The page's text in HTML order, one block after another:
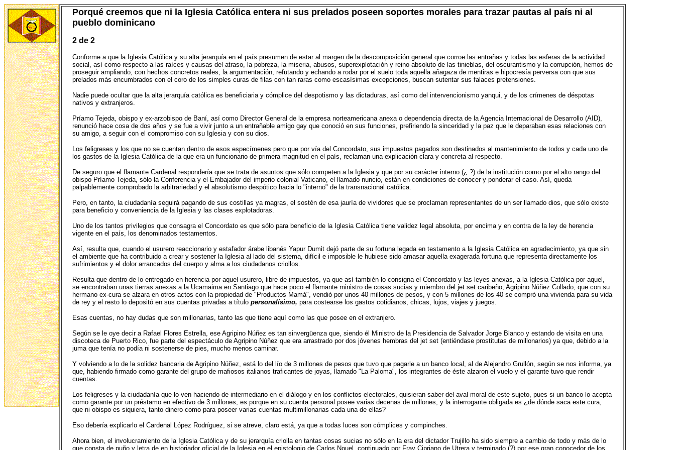
Porqué creemos que ni la Iglesia Católica entera ni sus prelados poseen soportes morales para trazar pautas al país ni al
pueblo dominicano
2 de 2
Conforme a que la Iglesia Católica y su alta jerarquía en el país presumen de estar al margen de la descomposición general que corroe las entrañas y todas las esferas de la actividad
social, así como respecto a las raíces y causas del atraso, la pobreza, la miseria, abusos, superexplotación y reino absoluto de las tinieblas, del oscurantismo y la corrupción, hemos de
proseguir ampliando, con hechos concretos reales, la argumentación, refutando y echando a rodar por el suelo toda aquella añagaza de mentiras e hipocresía perversa con que sus
prelados más encumbrados con el coro de los simples curas de filas con tan raras como escasísimas excepciones, buscan sutentar sus falaces pretensiones.
Nadie puede ocultar que la alta jerarquía católica es beneficiaria y cómplice del despotismo y las dictaduras, así como del intervencionismo yanqui, y de los crímenes de déspotas
nativos y extranjeros.
Príamo Tejeda, obispo y ex-arzobispo de Baní, así como Director General de la empresa norteamericana anexa o dependencia directa de la Agencia Internacional de Desarrollo (AID),
renunció hace cosa de dos años y se fue a vivir junto a un entrañable amigo gay que conoció en sus funciones, prefiriendo la sinceridad y la paz que le deparaban esas relaciones con
su amigo, a seguir con el compromiso con su Iglesia y con su dios.
Los feligreses y los que no se cuentan dentro de esos especímenes pero que por vía del Concordato, sus impuestos pagados son destinados al mantenimiento de todos y cada uno de
los gastos de la Iglesia Católica de la que era un funcionario de primera magnitud en el país, reclaman una explicación clara y concreta al respecto.
De seguro que el flamante Cardenal respondería que se trata de asuntos que sólo competen a la Iglesia y que por su carácter interno (¿ ?) de la institución como por el alto rango del
obispo Príamo Tejeda, sólo la Conferencia y el Embajador del imperio colonial Vaticano, el llamado nuncio, están en condiciones de conocer y ponderar el caso. Así, queda
palpablemente comprobado la arbitrariedad y el absolutismo despótico hacia lo "interno" de la transnacional católica.
Pero, en tanto, la ciudadanía seguirá pagando de sus costillas ya magras, el sostén de esa jauría de vividores que se proclaman representantes de un ser llamado dios, que sólo existe
para beneficio y conveniencia de la Iglesia y las clases explotadoras.
Uno de los tantos privilegios que consagra el Concordato es que sólo para beneficio de la Iglesia Católica tiene validez legal absoluta, por encima y en contra de la ley de herencia
vigente en el país, los denominados testamentos.
Así, resulta que, cuando el usurero reaccionario y estafador árabe libanés Yapur Dumit dejó parte de su fortuna legada en testamento a la Iglesia Católica en agradecimiento, ya que sin
el ambiente que ha contribuido a crear y sostener la Iglesia al lado del sistema, difícil e imposible le hubiese sido amasar aquella exagerada fortuna que representa directamente los
sufrimientos y el dolor arrancados del cuerpo y alma a los ciudadanos criollos.
Resulta que dentro de lo entregado en herencia por aquel usurero, libre de impuestos, ya que así también lo consigna el Concordato y las leyes anexas, a la Iglesia Católica por aquel,
se encontraban unas tierras anexas a la Ucamaima en Santiago que hace poco el flamante ministro de cosas sucias y miembro del jet set caribeño, Agripino Núñez Collado, que con su
hermano ex-cura se alzara en otros actos con la propiedad de "Productos Mamá", vendió por unos 40 millones de pesos, y con 5 millones de los 40 se compró una vivienda para su vida
de rey y el resto lo depositó en sus cuentas privadas a título personalísimo, para costearse los gastos cotidianos, chicas, lujos, viajes y juegos.
Esas cuentas, no hay dudas que son millonarias, tanto las que tiene aquí como las que posee en el extranjero.
Según se le oye decir a Rafael Flores Estrella, ese Agripino Núñez es tan sinvergüenza que, siendo él Ministro de la Presidencia de Salvador Jorge Blanco y estando de visita en una
discoteca de Puerto Rico, fue parte del espectáculo de Agripino Núñez que era arrastrado por dos jóvenes hembras del jet set (entiéndase prostitutas de millonarios) ya que, debido a la
juma que tenía no podía ni sostenerse de pies, mucho menos caminar.
Y volviendo a lo de la solidez bancaria de Agripino Núñez, está lo del lío de 3 millones de pesos que tuvo que pagarle a un banco local, al de Alejandro Grullón, según se nos informa, ya
que, habiendo firmado como garante del grupo de mafiosos italianos traficantes de joyas, llamado "La Paloma", los integrantes de éste alzaron el vuelo y el garante tuvo que rendir
cuentas.
Los feligreses y la ciudadanía que lo ven haciendo de intermediario en el diálogo y en los conflictos electorales, quisieran saber del aval moral de este sujeto, pues si un banco lo acepta
como garante por un préstamo en efectivo de 3 millones, es porque en su cuenta personal posee varias decenas de millones, y la interrogante obligada es ¿de dónde saca este cura,
que ni obispo es siquiera, tanto dinero como para poseer varias cuentas multimillonarias cada una de ellas?
Eso debería explicarlo el Cardenal López Rodríguez, si se atreve, claro está, ya que a todas luces son cómplices y compinches.
Ahora bien, el involucramiento de la Iglesia Católica y de su jerarquía criolla en tantas cosas sucias no sólo en la era del dictador Trujillo ha sido siempre a cambio de todo y más de lo
que consta de puño y letra de en historiador oficial de la Iglesia en el epistologio de Carlos Nouel, continuado por Fray Cipriano de Utrera y terminado (?) por ese gran conocedor de los